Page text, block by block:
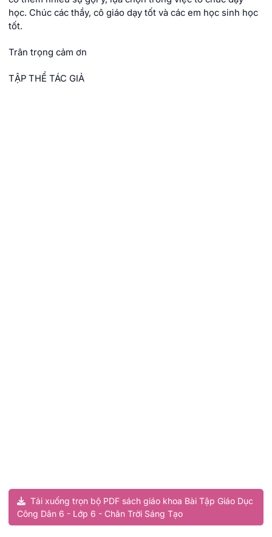
học. Chúc các thầy, cô giáo dạy tốt và các em học sinh học
tốt.
Trân trọng cảm ơn
TẬP THỂ TÁC GIẢ
Tải xuống trọn bộ PDF sách giáo khoa Bài Tập Giáo Dục
Công Dân 6 - Lớp 6 - Chân Trời Sáng Tạo